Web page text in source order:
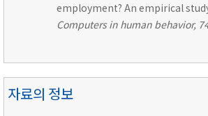
employment? An empirical
Computers in human behavior,
자료의 정보